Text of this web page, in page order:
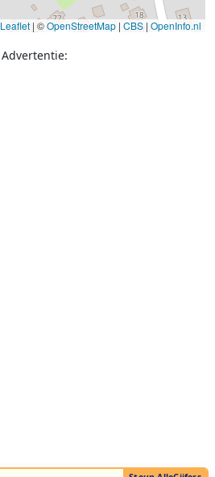
Leaflet | ©OpenStreetMap | CBS | OpenInfo.nl
Advertentie: